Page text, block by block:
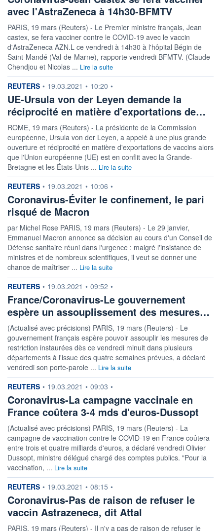
avec l'AstraZeneca à 14h30-BFMTV
PARIS, 19 mars (Reuters) - Le Premier ministre français, Jean
castex, se fera vacciner contre le COVID-19 avec le vaccin
d'AstraZeneca AZN.L ce vendredi à 14h30 à l'hôpital Bégin de
Saint-Mandé (Val-de-Marne), rapporte vendredi BFMTV. (Claude
Chendjou et Nicolas ... Lire la suite
information fournie par
REUTERS • 19.03.2021 • 10:20 •
UE-Ursula von der Leyen demande la
réciprocité en matière d'exportations de…
ROME, 19 mars (Reuters) - La présidente de la Commission
européenne, Ursula von der Leyen, a appelé à une plus grande
ouverture et réciprocité en matière d'exportations de vaccins alors
que l'Union européenne (UE) est en conflit avec la Grande-
Bretagne et les États-Unis ... Lire la suite
information fournie par
REUTERS • 19.03.2021 • 10:06 •
Coronavirus-Éviter le confinement, le pari
risqué de Macron
par Michel Rose PARIS, 19 mars (Reuters) - Le 29 janvier,
Emmanuel Macron annonce sa décision au cours d'un Conseil de
Défense sanitaire réuni dans l'urgence : malgré l'insistance de
ministres et de nombreux scientifiques, il veut se donner une
chance de maîtriser ... Lire la suite
information fournie par
REUTERS • 19.03.2021 • 09:52 •
France/Coronavirus-Le gouvernement
espère un assouplissement des mesures…
(Actualisé avec précisions) PARIS, 19 mars (Reuters) - Le
gouvernement français espère pouvoir assouplir les mesures de
restriction instaurées dès ce vendredi minuit dans plusieurs
départements à l'issue des quatre semaines prévues, a déclaré
vendredi son porte-parole ... Lire la suite
information fournie par
REUTERS • 19.03.2021 • 09:03 •
Coronavirus-La campagne vaccinale en
France coûtera 3-4 mds d'euros-Dussopt
(Actualisé avec précisions) PARIS, 19 mars (Reuters) - La
campagne de vaccination contre le COVID-19 en France coûtera
entre trois et quatre milliards d'euros, a déclaré vendredi Olivier
Dussopt, ministre délégué chargé des comptes publics. "Pour la
vaccination, ... Lire la suite
information fournie par
REUTERS • 19.03.2021 • 08:15 •
Coronavirus-Pas de raison de refuser le
vaccin Astrazeneca, dit Attal
PARIS, 19 mars (Reuters) - Il n'y a pas de raison de refuser le